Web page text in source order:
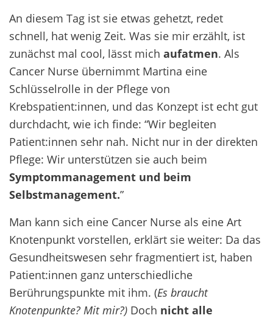
An diesem Tag ist sie etwas gehetzt, redet
schnell, hat wenig Zeit. Was sie mir erzählt, ist
zunächst mal cool, lässt mich aufatmen. Als
Cancer Nurse übernimmt Martina eine
Schlüsselrolle in der Pflege von
Krebspatient:innen, und das Konzept ist echt gut
durchdacht, wie ich finde: “Wir begleiten
Patient:innen sehr nah. Nicht nur in der direkten
Pflege: Wir unterstützen sie auch beim
Symptommanagement und beim
Selbstmanagement.”
Man kann sich eine Cancer Nurse als eine Art
Knotenpunkt vorstellen, erklärt sie weiter: Da das
Gesundheitswesen sehr fragmentiert ist, haben
Patient:innen ganz unterschiedliche
Berührungspunkte mit ihm. (Es braucht
Knotenpunkte? Mit mir?) Doch nicht alle